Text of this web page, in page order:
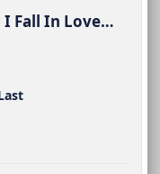
I Fall In Love…